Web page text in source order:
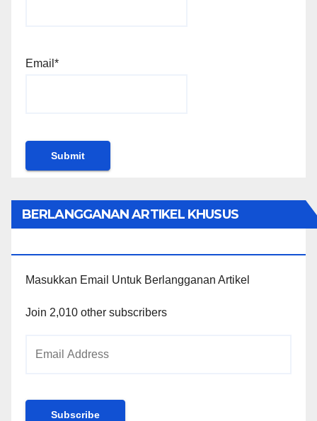
Email*
BERLANGGANAN ARTIKEL KHUSUS
Masukkan Email Untuk Berlangganan Artikel
Join 2,010 other subscribers
Subscribe